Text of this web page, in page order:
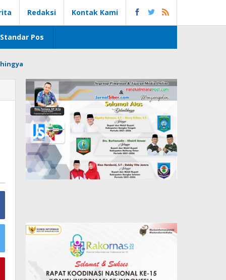
Redaksi Kontak Kami
Standar Pos